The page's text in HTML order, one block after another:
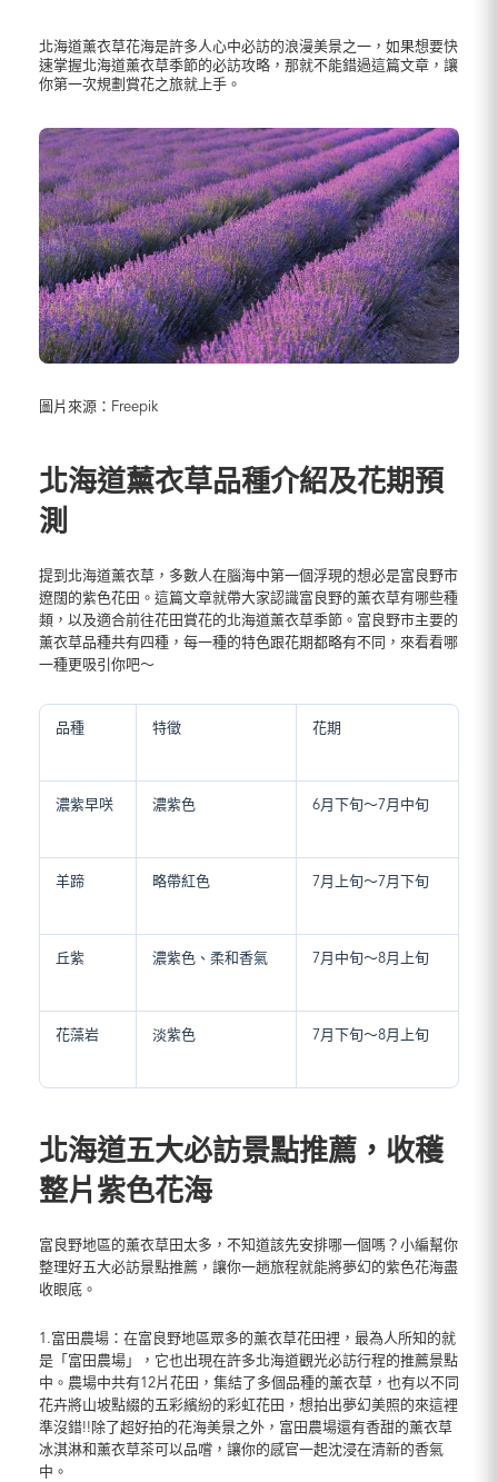
北海道薰衣草花海是許多人心中必訪的浪漫美景之一，如果想要快
速掌握北海道薰衣草季節的必訪攻略，那就不能錯過這篇文章，讓
你第一次規劃賞花之旅就上手。
圖片來源：Freepik
北海道薰衣草品種介紹及花期預
測
提到北海道薰衣草，多數人在腦海中第一個浮現的想必是富良野市
遼闊的紫色花田。這篇文章就帶大家認識富良野的薰衣草有哪些種
類，以及適合前往花田賞花的北海道薰衣草季節。富良野市主要的
薰衣草品種共有四種，每一種的特色跟花期都略有不同，來看看哪
一種更吸引你吧～
品種 特徵 花期
濃紫早咲 濃紫色 6月下旬～7月中旬
羊蹄 略帶紅色 7月上旬～7月下旬
丘紫 濃紫色、柔和香氣 7月中旬～8月上旬
花藻岩 淡紫色 7月下旬～8月上旬
北海道五大必訪景點推薦，收穫
整片紫色花海
富良野地區的薰衣草田太多，不知道該先安排哪一個嗎？小編幫你
整理好五大必訪景點推薦，讓你一趟旅程就能將夢幻的紫色花海盡
收眼底。
1.富田農場：在富良野地區眾多的薰衣草花田裡，最為人所知的就
是「富田農場」，它也出現在許多北海道觀光必訪行程的推薦景點
中。農場中共有12片花田，集結了多個品種的薰衣草，也有以不同
花卉將山坡點綴的五彩繽紛的彩虹花田，想拍出夢幻美照的來這裡
準沒錯!!除了超好拍的花海美景之外，富田農場還有香甜的薰衣草
冰淇淋和薰衣草茶可以品嚐，讓你的感官一起沈浸在清新的香氣
中。